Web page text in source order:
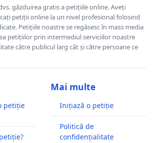
găzduirea gratis a petițiile online. Aveți
petiții online la un nivel profesional folosind
Petițiile noastre se regăsesc în mass media
petițiilor prin intermediul serviciilor noastre
către publicul larg cât și către persoane ce
petiție
Mai multe
Inițiază o petiție
Politică de
confidențialitate